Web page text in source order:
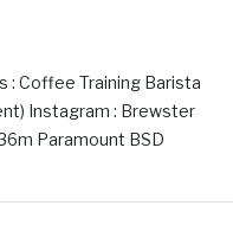
: Coffee Training Barista
Instagram : Brewster
Paramount BSD